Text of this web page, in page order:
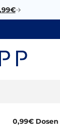
0,99€ Dosen